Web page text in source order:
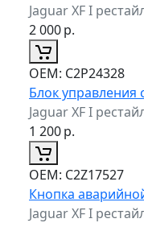
Jaguar XF I
2 000р.
ОЕМ: C2P24328
Блок управления
Jaguar XF I
1 200р.
ОЕМ: C2Z17527
Кнопка
Jaguar XF I